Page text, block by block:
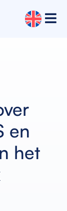
en
het